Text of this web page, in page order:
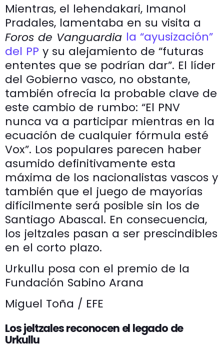
Mientras, el lehendakari, Imanol
Pradales, lamentaba en su visita a
Foros de Vanguardia la “ayusización”
del PP y su alejamiento de “futuras
ententes que se podrían dar”. El líder
del Gobierno vasco, no obstante,
también ofrecía la probable clave de
este cambio de rumbo: “El PNV
nunca va a participar mientras en la
ecuación de cualquier fórmula esté
Vox”. Los populares parecen haber
asumido definitivamente esta
máxima de los nacionalistas vascos y
también que el juego de mayorías
difícilmente será posible sin los de
Santiago Abascal. En consecuencia,
los jeltzales pasan a ser prescindibles
en el corto plazo.
Urkullu posa con el premio de la
Fundación Sabino Arana
Miguel Toña / EFE
Los jeltzales reconocen el legado de
Urkullu